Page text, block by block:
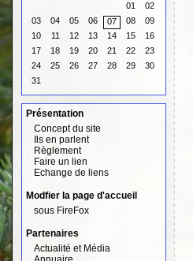
01
02
03
04 05 06 07 08
09
10
11 12 13 14 15
16
17
18 19 20 21 22
23
24
25 26 27 28 29
30
31
Présentation
Concept du site
Ils en parlent
Règlement
Faire un lien
Echange de liens
Modfier la page d'accueil
sous FireFox
Partenaires
Actualité et Média